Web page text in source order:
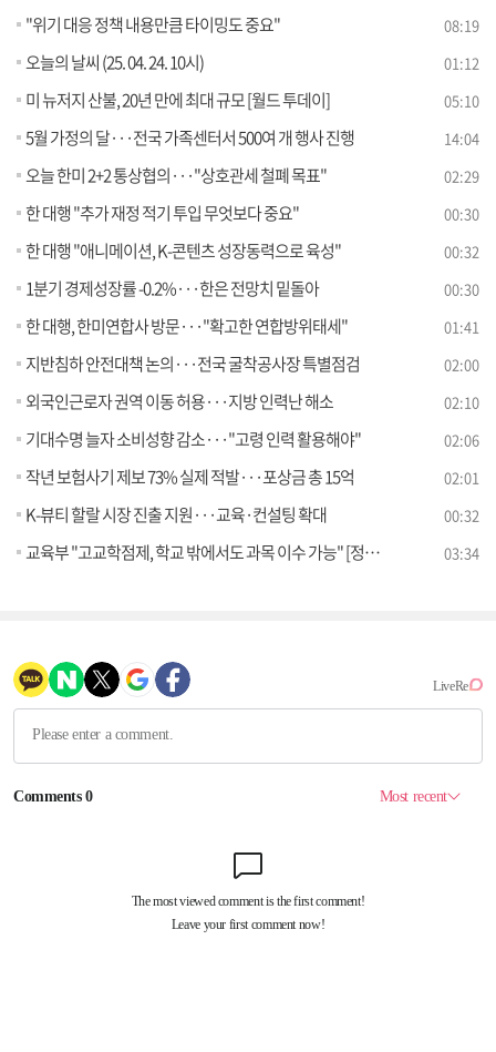
"위기 대응 정책 내용만큼 타이밍도 중요" 08:19
오늘의 날씨 (25. 04. 24. 10시) 01:12
미 뉴저지 산불, 20년 만에 최대 규모 [월드 투데이] 05:10
5월 가정의 달···전국 가족센터서 500여 개 행사 진행 14:04
오늘 한미 2+2 통상협의···"상호관세 철폐 목표" 02:29
한 대행 "추가 재정 적기 투입 무엇보다 중요" 00:30
한 대행 "애니메이션, K-콘텐츠 성장동력으로 육성" 00:32
1분기 경제성장률 -0.2%···한은 전망치 밑돌아 00:30
한 대행, 한미연합사 방문···"확고한 연합방위태세" 01:41
지반침하 안전대책 논의···전국 굴착공사장 특별점검 02:00
외국인근로자 권역 이동 허용···지방 인력난 해소 02:10
기대수명 늘자 소비성향 감소···"고령 인력 활용해야" 02:06
작년 보험사기 제보 73% 실제 적발···포상금 총 15억 02:01
K-뷰티 할랄 시장 진출 지원···교육·컨설팅 확대 00:32
교육부 "고교학점제, 학교 밖에서도 과목 이수 가능" [정책 바로보기] 03:34